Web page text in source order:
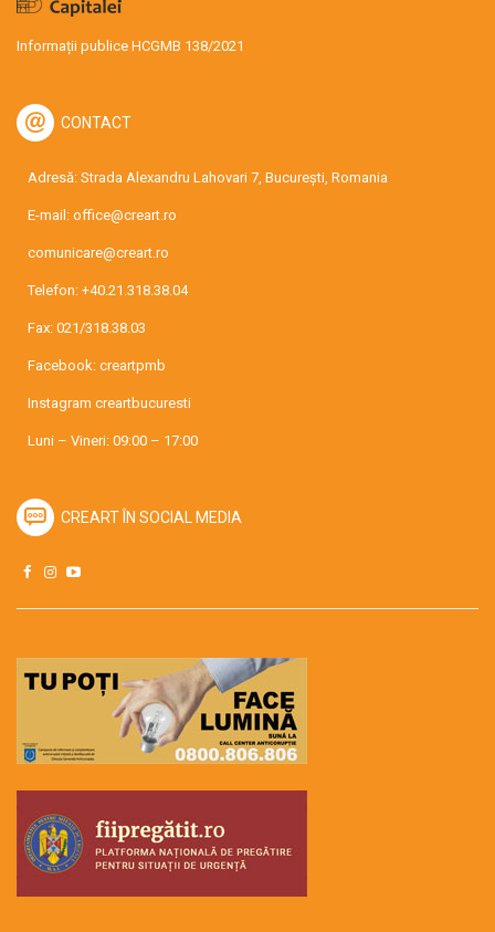
Informații publice HCGMB 138/2021
CONTACT
Adresă: Strada Alexandru Lahovari 7, București, Romania
E-mail: office@creart.ro
comunicare@creart.ro
Telefon: +40.21.318.38.04
Fax: 021/318.38.03
Facebook: creartpmb
Instagram creartbucuresti
Luni – Vineri: 09:00 – 17:00
CREART ÎN SOCIAL MEDIA